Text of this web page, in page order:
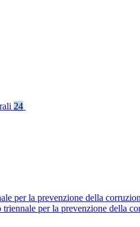
24
per la prevenzione della
triennale per la prevenzione della